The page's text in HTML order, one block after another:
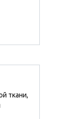
ткани,